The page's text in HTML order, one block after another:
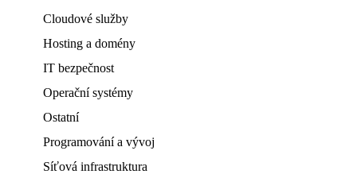
Cloudové služby
Hosting a domény
IT bezpečnost
Operační systémy
Ostatní
Programování a vývoj
Síťová infrastruktura